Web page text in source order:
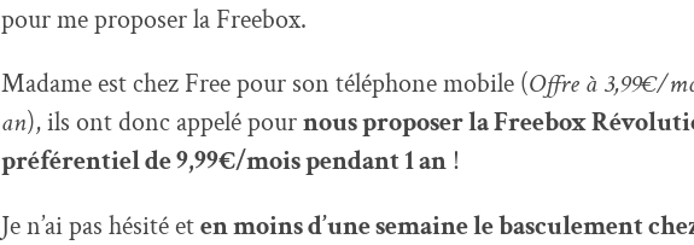
pour me proposer la Freebox.
Madame est chez Free pour son téléphone mobile (Offre à 3,99€/
an), ils ont donc appelé pournous proposer la Freebox
préférentiel de 9,99€/mois pendant 1 an !
Je n’ai pas hésité eten moins d’une semaine le basculement